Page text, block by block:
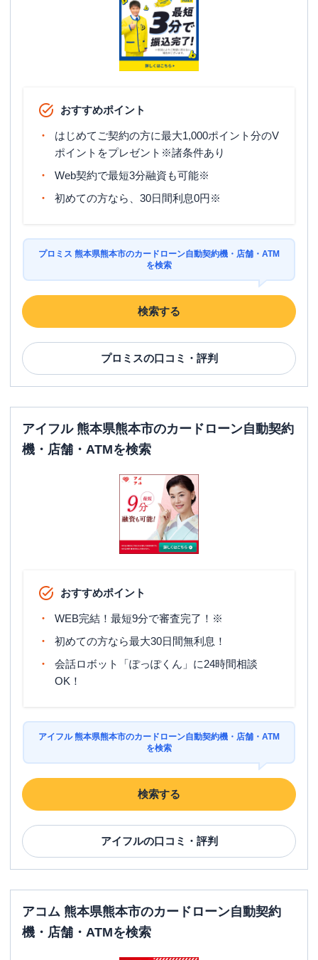
✕
熊本県熊本市中央区新市街１ー２２ ３Ｆ
名称
プロミス
【2025/12/2閉店】浜線自動契約コ
平日：09:00-21:00
土曜 ：09:00-21:00
日祝
：09:00-21:00
ATM営業時間
土曜：07:00-24:00
日祝： 07:00-24:00
熊本県熊本市南区田迎６－２－１５ 髙
本ビル１Ｆ
おすすめポイント
はじめてご契約の方に最大1,000ポイント分のV
ポイントをプレゼント※諸条件あり
Web契約で最短3分融資も可能※
初めての方なら、30日間利息0円※
プロミス 熊本県熊本市のカードローン自動契約機・店舗・ATM
を検索
検索する
プロミスの口コミ・評判
アイフル 熊本県熊本市のカードローン自動契約
機・店舗・ATMを検索
おすすめポイント
WEB完結！最短9分で審査完了！※
初めての方なら最大30日間無利息！
会話ロボット「ぽっぽくん」に24時間相談
OK！
アイフル 熊本県熊本市のカードローン自動契約機・店舗・ATM
を検索
検索する
アイフルの口コミ・評判
アコム 熊本県熊本市のカードローン自動契約
機・店舗・ATMを検索